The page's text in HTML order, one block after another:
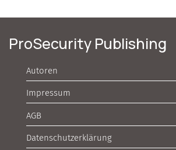
ProSecurity Publishing
Autoren
Impressum
AGB
Datenschutzerklärung